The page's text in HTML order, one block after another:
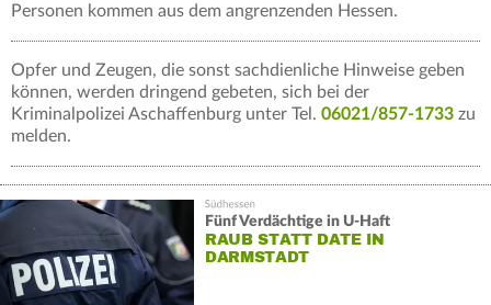
Personen kommen aus dem angrenzenden Hessen.
Opfer und Zeugen, die sonst sachdienliche Hinweise geben
können, werden dringend gebeten, sich bei der
Kriminalpolizei Aschaffenburg unter Tel. 06021/857-1733 zu
melden.
Fünf Verdächtige in U-Haft
RAUB STATT DATE IN
DARMSTADT